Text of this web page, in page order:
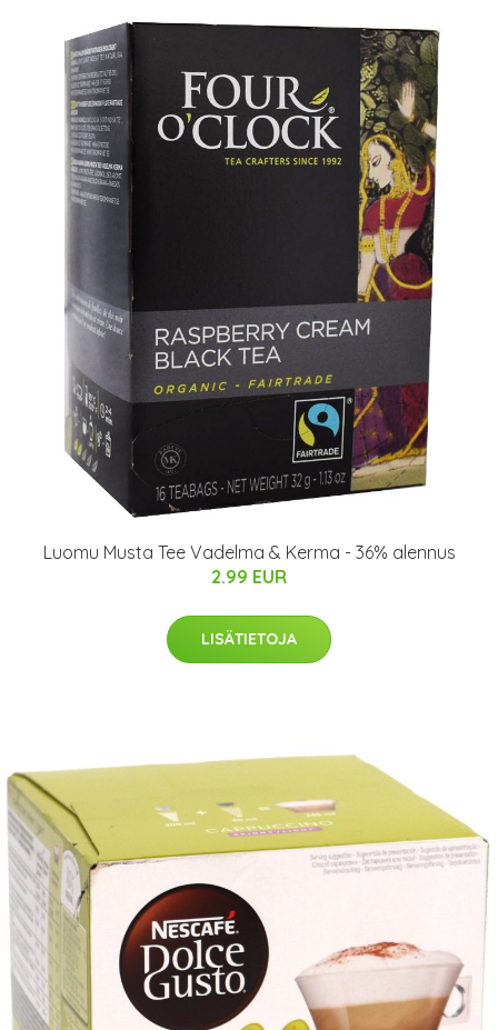
Luomu Musta Tee Vadelma & Kerma - 36% alennus
2.99 EUR
LISÄTIETOJA